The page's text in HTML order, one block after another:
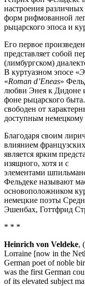
настроения
форм рифмованной
рыцарского эпоса и
Его первое
представляет собой
(лимбургском)
В куртуазном эпосе «
«Roman d’Eneas»
любви Энея к Дидоне
фоне рыцарского
свободен от
доступным
Благодаря своим
влиянием
является ярким
изящного, хотя и с
элементами
Фельдеке называют
основоположником
немецкие поэты
Эшенбах, Готтфрид
* * *
Heinrich von Veldeke,
Lorraine [now in the
German poet of noble
was the first German
of its elevated subject